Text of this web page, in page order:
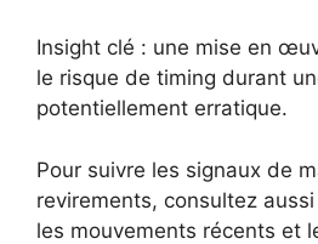
Insight clé : une mise en
le risque de timing durant
potentiellement erratique.
Pour suivre les signaux de
revirements, consultez
les mouvements récents et